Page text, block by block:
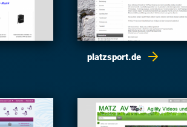
platzsport.de